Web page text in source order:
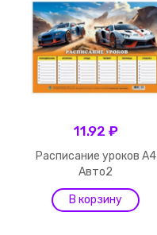
11.92 ₽
Расписание уроков А4
Авто2